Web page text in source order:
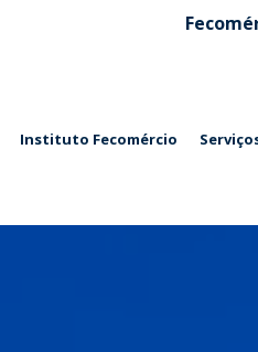
Instituto Fecomércio